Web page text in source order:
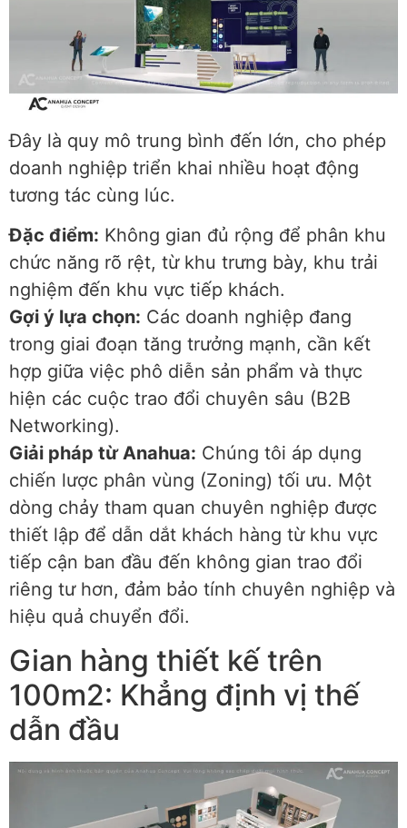
Đây là quy mô trung bình đến lớn, cho phép
doanh nghiệp triển khai nhiều hoạt động
tương tác cùng lúc.
Đặc điểm: Không gian đủ rộng để phân khu
chức năng rõ rệt, từ khu trưng bày, khu trải
nghiệm đến khu vực tiếp khách.
Gợi ý lựa chọn: Các doanh nghiệp đang
trong giai đoạn tăng trưởng mạnh, cần kết
hợp giữa việc phô diễn sản phẩm và thực
hiện các cuộc trao đổi chuyên sâu (B2B
Networking).
Giải pháp từ Anahua: Chúng tôi áp dụng
chiến lược phân vùng (Zoning) tối ưu. Một
dòng chảy tham quan chuyên nghiệp được
thiết lập để dẫn dắt khách hàng từ khu vực
tiếp cận ban đầu đến không gian trao đổi
riêng tư hơn, đảm bảo tính chuyên nghiệp và
hiệu quả chuyển đổi.
Gian hàng thiết kế trên
100m2: Khẳng định vị thế
dẫn đầu